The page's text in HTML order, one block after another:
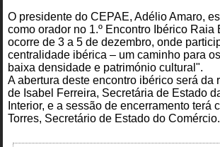
O presidente do CEPAE, Adélio Amaro,
como orador no 1.º Encontro Ibérico Raia
ocorre de 3 a 5 de dezembro, onde
centralidade ibérica – um caminho para
baixa densidade e património cultural".
A abertura deste encontro ibérico será da
de Isabel Ferreira, Secretária de Estado
Interior, e a sessão de encerramento terá
Torres, Secretário de Estado do Comércio.